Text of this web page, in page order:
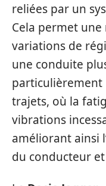
reliées par un
Cela permet
variations de
une conduite
particulièrement
trajets, où la
vibrations
améliorant ainsi
du conducteur